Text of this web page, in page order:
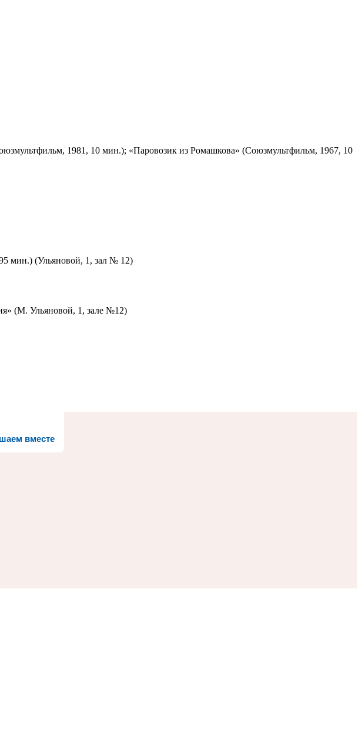
1981, 10 мин.); «Паровозик из Ромашкова» (Союзмультфильм, 1967, 10
мин.) (Ульяновой, 1, зал № 12)
(М. Ульяновой, 1, зале №12)
вместе